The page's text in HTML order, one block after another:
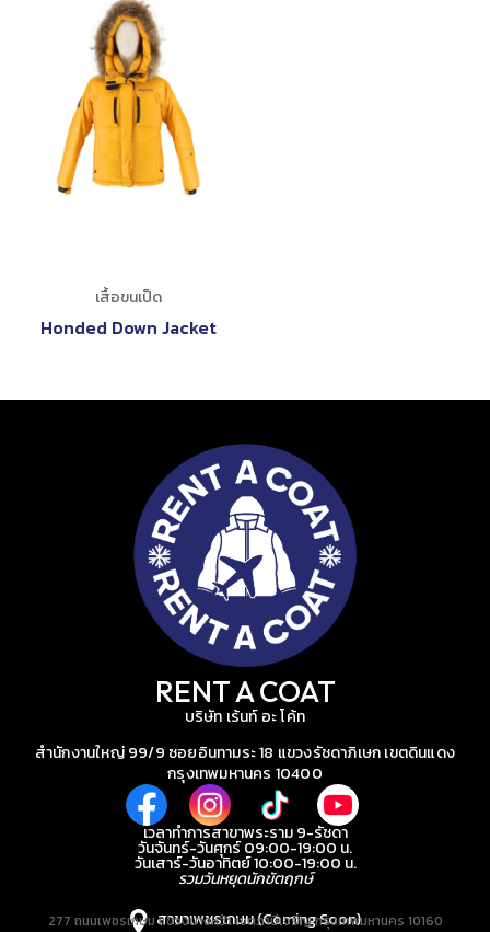
เสื้อขนเป็ด
Honded Down Jacket
RENT A COAT
บริษัท เร้นท์ อะ โค้ท
สำนักงานใหญ่ 99/9 ซอยอินทามระ 18 แขวงรัชดาภิเษก เขตดินแดง
กรุงเทพมหานคร 10400
เวลาทำการสาขาพระราม 9-รัชดา
วันจันทร์-วันศุกร์ 09:00-19:00 น.
วันเสาร์-วันอาทิตย์ 10:00-19:00 น.
รวมวันหยุดนักขัตฤกษ์
สาขาเพชรเกษม (Coming Soon)
277 ถนนเพชรเกษม แขวงบางหว้า เขตภาษีเจริญ กรุงเทพมหานคร 10160